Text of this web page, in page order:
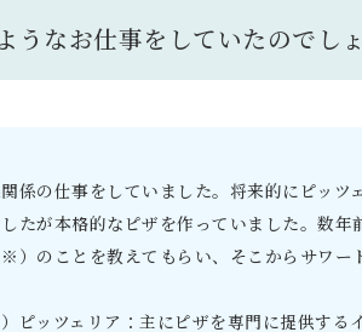
うなお仕事をしていたのでし
係の仕事をしていました。将来的にピッ
たが本格的なピザを作っていました。数
）のことを教えてもらい、そこからサワー
ピッツェリア：主にピザを専門に提供する